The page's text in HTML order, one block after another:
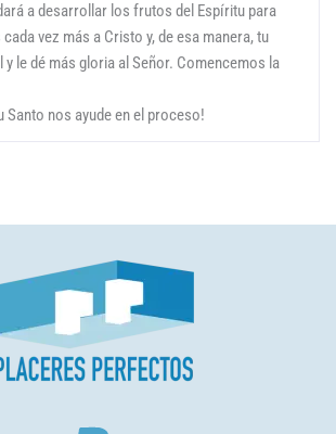
a desarrollar los frutos del Espíritu para
vez más a Cristo y, de esa manera, tu
y le dé más gloria al Señor. Comencemos la
Santo nos ayude en el proceso!